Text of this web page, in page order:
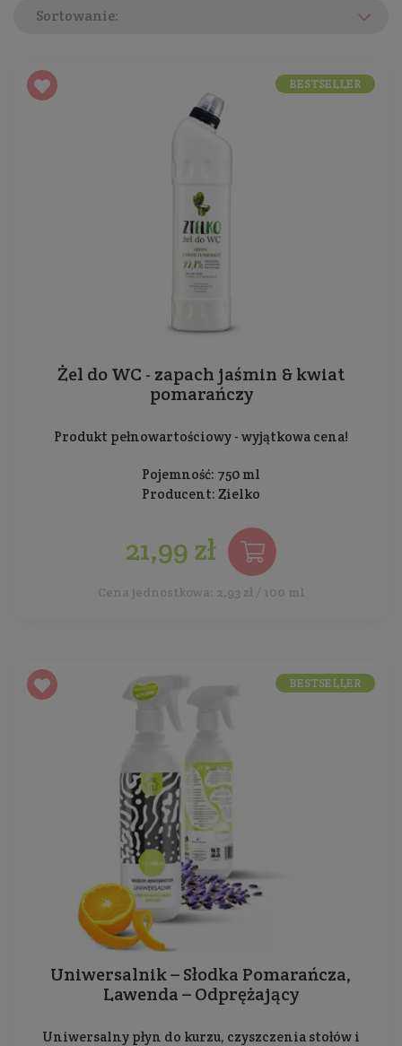
Sortowanie:
Żel do WC - zapach jaśmin & kwiat
pomarańczy
Produkt pełnowartościowy - wyjątkowa cena!
Pojemność: 750 ml
Producent: Zielko
21,99 zł
Cena jednostkowa: 2,93 zł / 100 ml
BESTSELLER
Uniwersalnik – Słodka Pomarańcza,
Lawenda – Odprężający
Uniwersalny płyn do kurzu, czyszczenia stołów i
BESTSELLER